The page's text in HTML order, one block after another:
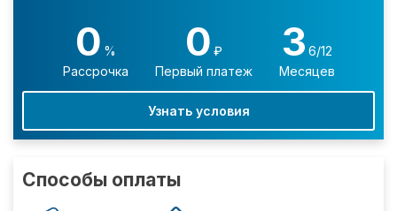
0 %
Рассрочка
0 ₽
Первый платеж
3 6/12
Месяцев
Узнать условия
Способы оплаты